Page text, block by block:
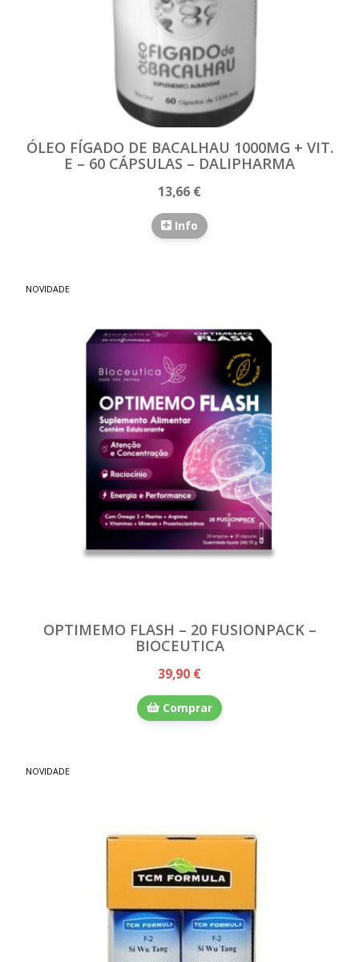
ÓLEO FÍGADO DE BACALHAU 1000MG + VIT.
E – 60 CÁPSULAS – DALIPHARMA
13,66 €
Info
NOVIDADE
OPTIMEMO FLASH – 20 FUSIONPACK –
BIOCEUTICA
39,90 €
Comprar
NOVIDADE